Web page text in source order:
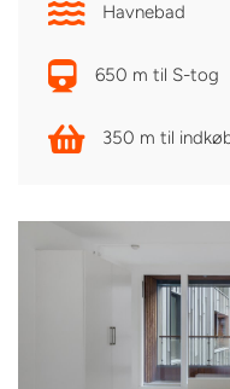
Havnebad
650 m til S-tog
350 m til